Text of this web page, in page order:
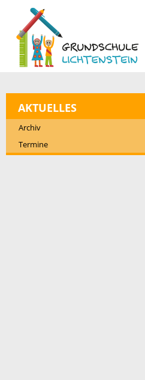
AKTUELLES
Archiv
Termine